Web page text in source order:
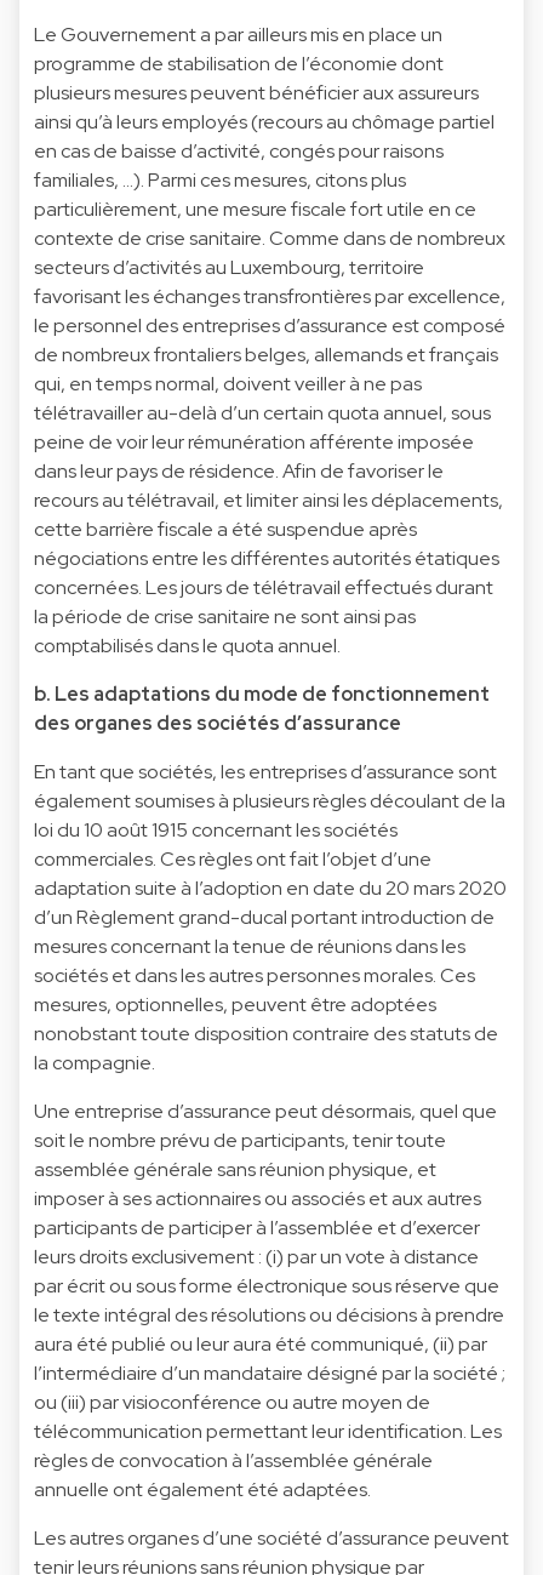
Le Gouvernement a par ailleurs mis en place un
programme de stabilisation de l’économie dont
plusieurs mesures peuvent bénéficier aux assureurs
ainsi qu’à leurs employés (recours au chômage partiel
en cas de baisse d’activité, congés pour raisons
familiales, …). Parmi ces mesures, citons plus
particulièrement, une mesure fiscale fort utile en ce
contexte de crise sanitaire. Comme dans de nombreux
secteurs d’activités au Luxembourg, territoire
favorisant les échanges transfrontières par excellence,
le personnel des entreprises d’assurance est composé
de nombreux frontaliers belges, allemands et français
qui, en temps normal, doivent veiller à ne pas
télétravailler au-delà d’un certain quota annuel, sous
peine de voir leur rémunération afférente imposée
dans leur pays de résidence. Afin de favoriser le
recours au télétravail, et limiter ainsi les déplacements,
cette barrière fiscale a été suspendue après
négociations entre les différentes autorités étatiques
concernées. Les jours de télétravail effectués durant
la période de crise sanitaire ne sont ainsi pas
comptabilisés dans le quota annuel.
b. Les adaptations du mode de fonctionnement
des organes des sociétés d’assurance
En tant que sociétés, les entreprises d’assurance sont
également soumises à plusieurs règles découlant de la
loi du 10 août 1915 concernant les sociétés
commerciales. Ces règles ont fait l’objet d’une
adaptation suite à l’adoption en date du 20 mars 2020
d’un Règlement grand-ducal portant introduction de
mesures concernant la tenue de réunions dans les
sociétés et dans les autres personnes morales. Ces
mesures, optionnelles, peuvent être adoptées
nonobstant toute disposition contraire des statuts de
la compagnie.
Une entreprise d’assurance peut désormais, quel que
soit le nombre prévu de participants, tenir toute
assemblée générale sans réunion physique, et
imposer à ses actionnaires ou associés et aux autres
participants de participer à l’assemblée et d’exercer
leurs droits exclusivement : (i) par un vote à distance
par écrit ou sous forme électronique sous réserve que
le texte intégral des résolutions ou décisions à prendre
aura été publié ou leur aura été communiqué, (ii) par
l’intermédiaire d’un mandataire désigné par la société ;
ou (iii) par visioconférence ou autre moyen de
télécommunication permettant leur identification. Les
règles de convocation à l’assemblée générale
annuelle ont également été adaptées.
Les autres organes d’une société d’assurance peuvent
tenir leurs réunions sans réunion physique par